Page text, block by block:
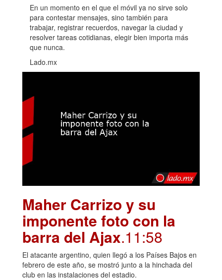
En un momento en el que el móvil ya no sirve solo
para contestar mensajes, sino también para
trabajar, registrar recuerdos, navegar la ciudad y
resolver tareas cotidianas, elegir bien importa más
que nunca.
Lado.mx
Maher Carrizo y su
imponente foto con la
barra del Ajax.11:58
El atacante argentino, quien llegó a los Países Bajos en
febrero de este año, se mostró junto a la hinchada del
club en las instalaciones del estadio.